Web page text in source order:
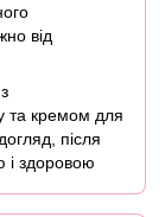
від
та кремом для
після
і здоровою